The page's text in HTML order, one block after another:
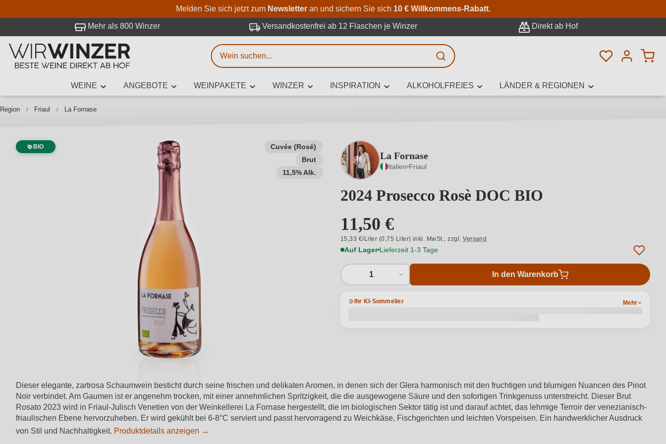
Zum Hauptinhalt springen
Zur Suche springen
Zur Hauptnavigation springen
Melden Sie sich jetzt zum Newsletteran und sichern Sie sich 10 € Willkommens-Rabatt.
Mehr als 800 Winzer Versandkostenfrei ab 12 Flaschen je Winzer Direkt ab Hof
Du hast 0
WEINE ANGEBOTE WEINPAKETE WINZER INSPIRATION ALKOHOLFREIES LÄNDER & REGIONEN
Region Friaul La Fornase
Cuvée (Rosé)
Brut
11,5% Alk.
BIO
La Fornase
Italien Friaul
2024 Prosecco Rosè DOC BIO
11,50 €
15,33 €/Liter (0,75 Liter) inkl. MwSt.,zzgl.Versand
Auf Lager Lieferzeit 1-3 Tage
1 In den Warenkorb
Ihr KI-Sommelier Mehr
Dieser elegante, zartrosa Schaumwein besticht durch seine frischen und delikaten Aromen, in denen sich der Glera harmonisch mit den fruchtigen und blumigen Nuancen des Pinot
Noir verbindet. Am Gaumen ist er angenehm trocken, mit einer annehmlichen Spritzigkeit, die die ausgewogene Säure und den sofortigen Trinkgenuss unterstreicht. Dieser Brut
Rosato 2023 wird in Friaul-Julisch Venetien von der Weinkellerei La Fornase hergestellt, die im biologischen Sektor tätig ist und darauf achtet, das lehmige Terroir der venezianisch-
friaulischen Ebene hervorzuheben. Er wird gekühlt bei 6-8°C serviert und passt hervorragend zu Weichkäse, Fischgerichten und leichten Vorspeisen. Ein handwerklicher Ausdruck
von Stil und Nachhaltigkeit. Produktdetails anzeigen →
Weinsuche
Mindestens 3 Zeichen eingeben
Erweiterte Suche
Beschreiben Sie, welchen Wein Sie suchen – ob nach Geschmack, Anlass, Weinnamen,
Rebsorte, Region, Winzer oder anderen Kriterien.
bei WirWinzer.